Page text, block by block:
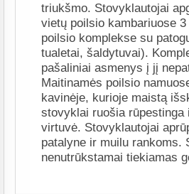
triukšmo. Stovyklautojai
vietų poilsio kambariuose
poilsio komplekse su
tualetai, šaldytuvai).
pašaliniai asmenys į jį
Maitinamės poilsio
kavinėje, kurioje maistą
stovyklai ruošia rūpestinga
virtuvė. Stovyklautojai
patalyne ir muilu rankoms.
nenutrūkstamai tiekiamas